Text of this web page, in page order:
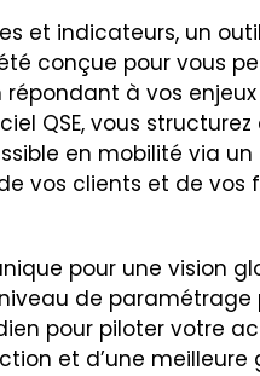
et indicateurs, un
conçue pour vous
à vos
QSE, vous
en mobilité via
vos clients et de
pour une vision
de
pour piloter votre
et d’une